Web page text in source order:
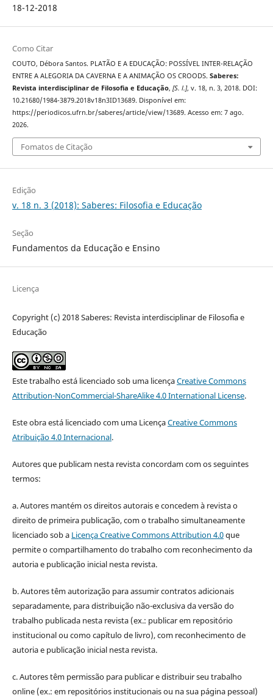
18-12-2018
Como Citar
COUTO, Débora Santos. PLATÃO E A EDUCAÇÃO: POSSÍVEL INTER-RELAÇÃO
ENTRE A ALEGORIA DA CAVERNA E A ANIMAÇÃO OS CROODS. Saberes:
Revista interdisciplinar de Filosofia e Educação, [S. l.], v. 18, n. 3, 2018. DOI:
10.21680/1984-3879.2018v18n3ID13689. Disponível em:
https://periodicos.ufrn.br/saberes/article/view/13689. Acesso em: 7 ago.
2026.
Fomatos de Citação
Edição
v. 18 n. 3 (2018): Saberes: Filosofia e Educação
Seção
Fundamentos da Educação e Ensino
Licença
Copyright (c) 2018 Saberes: Revista interdisciplinar de Filosofia e
Educação
Este trabalho está licenciado sob uma licençaCreative Commons
Attribution-NonCommercial-ShareAlike 4.0 International License.
Este obra está licenciado com uma LicençaCreative Commons
Atribuição 4.0 Internacional.
Autores que publicam nesta revista concordam com os seguintes
termos:
a. Autores mantém os direitos autorais e concedem à revista o
direito de primeira publicação, com o trabalho simultaneamente
licenciado sob a Licença Creative Commons Attribution 4.0que
permite o compartilhamento do trabalho com reconhecimento da
autoria e publicação inicial nesta revista.
b. Autores têm autorização para assumir contratos adicionais
separadamente, para distribuição não-exclusiva da versão do
trabalho publicada nesta revista (ex.: publicar em repositório
institucional ou como capítulo de livro), com reconhecimento de
autoria e publicação inicial nesta revista.
c. Autores têm permissão para publicar e distribuir seu trabalho
online (ex.: em repositórios institucionais ou na sua página pessoal)